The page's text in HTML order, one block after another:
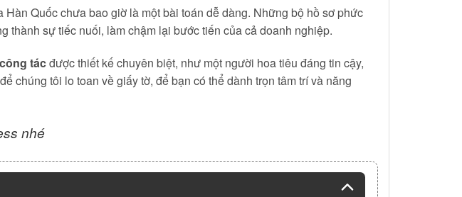
Quốc chưa bao giờ là một bài toán dễ dàng. Những bộ hồ sơ phức
thành sự tiếc nuối, làm chậm lại bước tiến của cả doanh nghiệp.
tácđược thiết kế chuyên biệt, như một người hoa tiêu đáng tin cậy,
chúng tôi lo toan về giấy tờ, để bạn có thể dành trọn tâm trí và năng
nhé